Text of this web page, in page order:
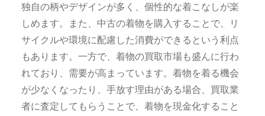
独自の柄やデザインが多く、個性的な着こなしが楽
しめます。また、中古の着物を購入することで、リ
サイクルや環境に配慮した消費ができるという利点
もあります。一方で、着物の買取市場も盛んに行わ
れており、需要が高まっています。着物を着る機会
が少なくなったり、手放す理由がある場合、買取業
者に査定してもらうことで、着物を現金化すること